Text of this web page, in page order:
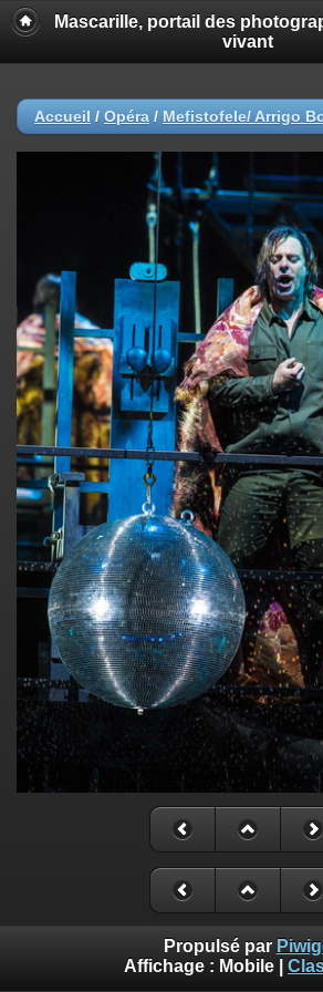
Mascarille, portail des
vivant
Accueil / Opéra / Mefistofele/ Arrigo
Propulsé par
Affichage : Mobile